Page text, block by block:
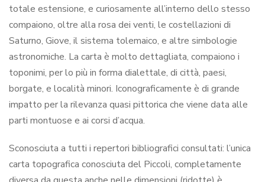
totale estensione, e curiosamente all’interno dello stesso
compaiono, oltre alla rosa dei venti, le costellazioni di
Saturno, Giove, il sistema tolemaico, e altre simbologie
astronomiche. La carta è molto dettagliata, compaiono i
toponimi, per lo più in forma dialettale, di città, paesi,
borgate, e località minori. Iconograficamente è di grande
impatto per la rilevanza quasi pittorica che viene data alle
parti montuose e ai corsi d’acqua.
Sconosciuta a tutti i repertori bibliografici consultati: l’unica
carta topografica conosciuta del Piccoli, completamente